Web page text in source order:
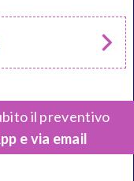
il preventivo
e via email